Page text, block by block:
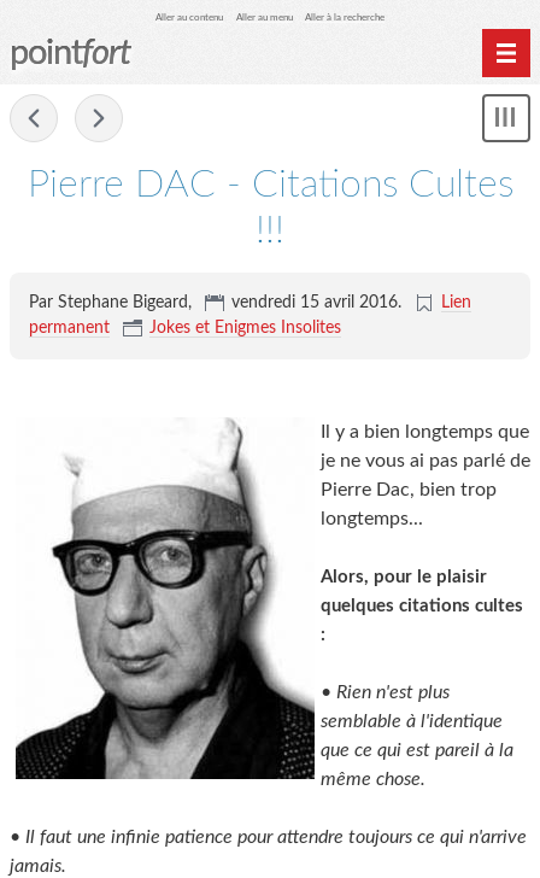
Aller au contenu Aller au menu Aller à la recherche
pointfort
Pierre DAC - Citations Cultes
!!!
Par Stephane Bigeard, vendredi 15 avril 2016.
Lien
permanent
Jokes et Enigmes Insolites
Il y a bien longtemps que
je ne vous ai pas parlé de
Pierre Dac, bien trop
longtemps...
Alors, pour le plaisir
quelques citations cultes
:
• Rien n'est plus
semblable à l'identique
que ce qui est pareil à la
même chose.
• Il faut une infinie patience pour attendre toujours ce qui n'arrive
jamais.